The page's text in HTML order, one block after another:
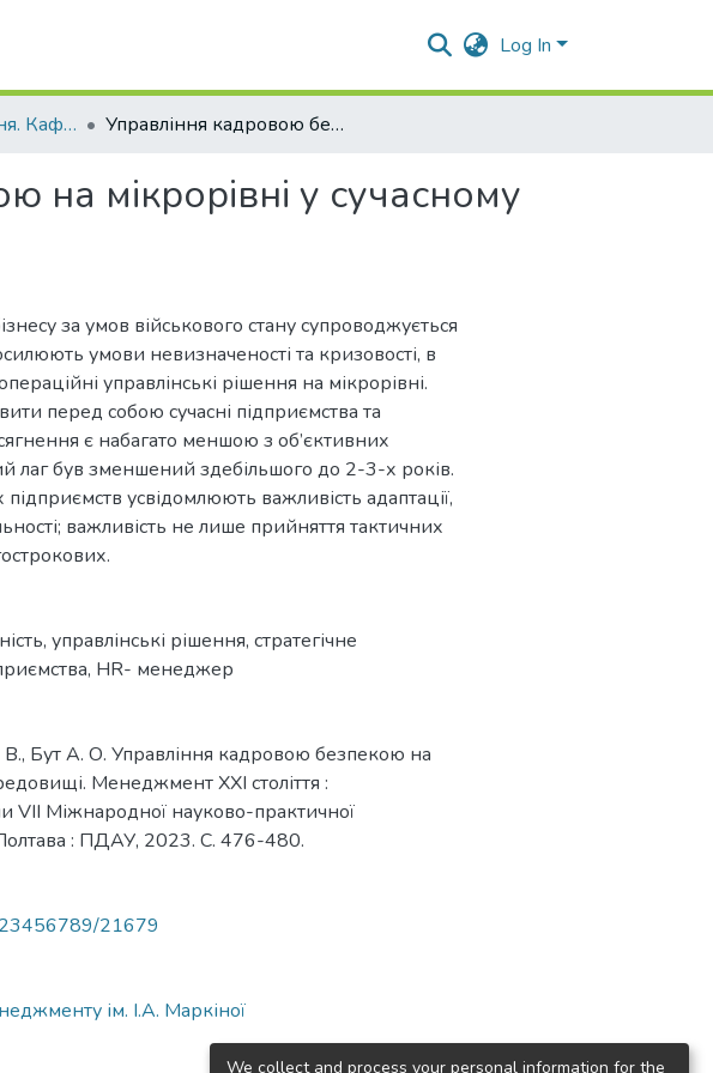
Log In
Друковані видання. Кафедра менеджменту ім. І.А. Маркіної Управління кадровою безпекою на мікрорівні у сучасному бізнес-середовищі
на мікрорівні у сучасному
за умов військового стану супроводжується
умови невизначеності та кризовості, в
управлінські рішення на мікрорівні.
перед собою сучасні підприємства та
є набагато меншою з об’єктивних
лаг був зменшений здебільшого до 2-3-х років.
усвідомлюють важливість адаптації,
важливість не лише прийняття тактичних
, управлінські рішення, стратегічне
, HR- менеджер
Бут А. О. Управління кадровою безпекою на
Менеджмент ХХІ століття :
VІІ Міжнародної науково-практичної
: ПДАУ, 2023. С. 476-480.
21679
ім. І.А. Маркіної
We collect and process your personal information for the